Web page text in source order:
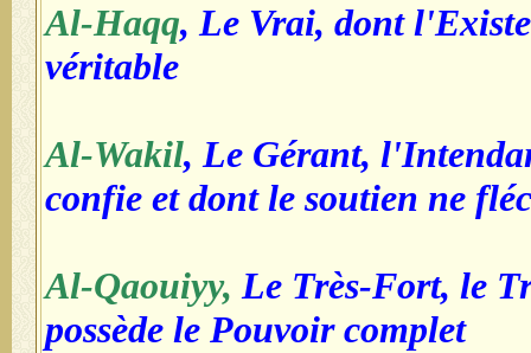
Al-Haqq, Le Vrai, dont
véritable
Al-Wakil, Le Gérant,
confie et dont le soutien ne
Al-Qaouiyy, Le Très-Fort, le
possède le Pouvoir complet